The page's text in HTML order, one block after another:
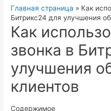
Главная страница » Как
Битрикс24 для улучшения
Как
звонка в
улучшения
клиентов
Содержимое